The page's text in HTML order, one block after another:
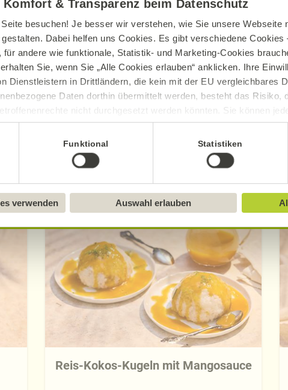
& Transparenz beim Datenschutz
besuchen! Je besser wir verstehen, wie Sie unsere Webseite
Dabei helfen uns Cookies. Es gibt verschiedene Cookies
für andere wie funktionale, Statistik- und Marketing-Cookies
Sie, wenn Sie „Alle Cookies erlauben“ anklicken. Ihre
Dienstleistern in Drittländern, die kein mit der EU vergleichbares
Daten dorthin übermittelt werden, besteht das Risiko,
nicht durchgesetzt werden könnten. Sie können
widerrufen und Tools deaktivieren. Ausführliche
Sie in unseremImpressum
Funktional Statistiken
verwenden Auswahl erlauben
Dinkel-Penne
500 g
Mehr erfahren
Dinkel-Spaghetti
500 g
Mehr erfahren
Entdecken Sie die neuen Alnatura
Reis-Kokos-Kugeln mit Mangosauce